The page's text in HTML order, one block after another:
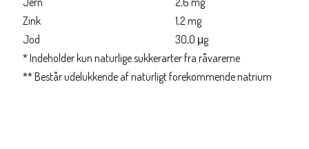
Zink
1,2 mg
Jod
30,0 μg
* Indeholder kun naturlige sukkerarter fra råvarerne
** Består udelukkende af naturligt forekommende natrium